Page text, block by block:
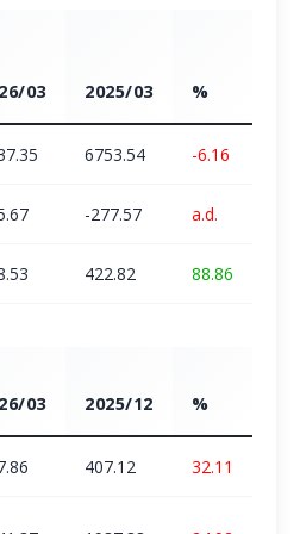
03 2025/03 %
6753.54 -6.16
-277.57 a.d.
422.82 88.86
03 2025/12 %
407.12 32.11